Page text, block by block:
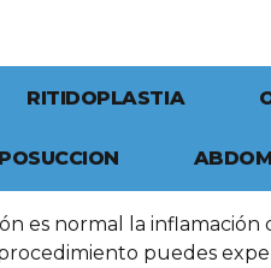
RITIDOPLASTIA
es normal la
puedes